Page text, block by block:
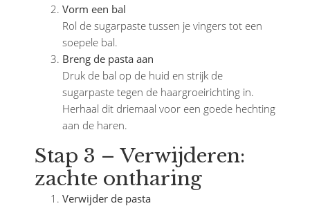
Vorm een bal
Rol de sugarpaste tussen je vingers tot een
soepele bal.
Breng de pasta aan
Druk de bal op de huid en strijk de
sugarpaste tegen de haargroeirichting in.
Herhaal dit driemaal voor een goede hechting
aan de haren.
Stap 3 – Verwijderen:
zachte ontharing
Verwijder de pasta